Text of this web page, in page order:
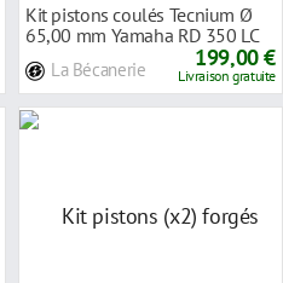
Kit pistons coulés Tecnium Ø
65,00 mm Yamaha RD 350 LC
La Bécanerie 199,00 €
Livraison gratuite